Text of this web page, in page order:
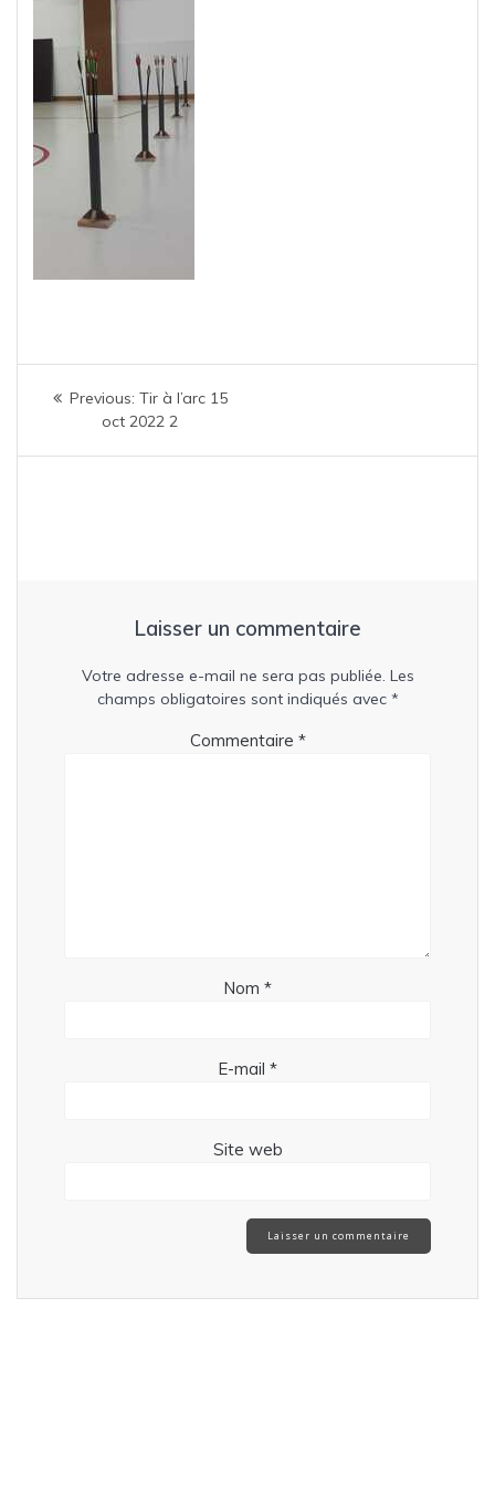
Navigation
Previous: Previous
post:
Tir à l’arc 15
oct 2022 2
Laisser un commentaire
Votre adresse e-mail ne sera pas publiée. Les
champs obligatoires sont indiqués avec *
Commentaire *
Nom *
E-mail *
Site web